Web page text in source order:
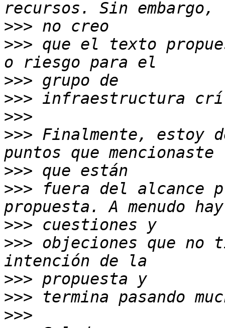
>>>
>>> que el texto
>>>
>>>
>>>
>>> Finalmente, estoy
>>>
>>> fuera del alcance
>>>
>>> objeciones que no
>>>
>>>
>>>